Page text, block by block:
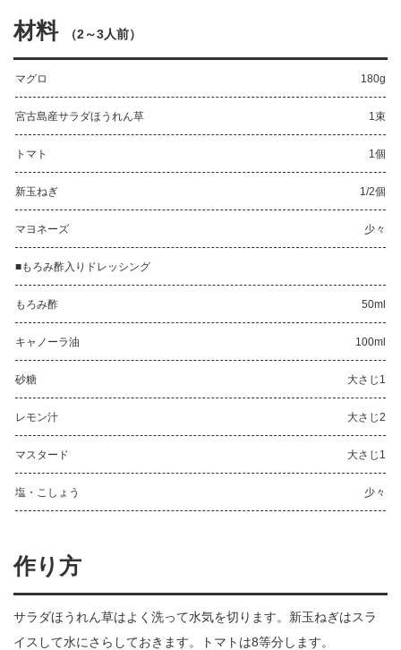
材料 （2～3人前）
マグロ 180g
宮古島産サラダほうれん草 1束
トマト 1個
新玉ねぎ 1/2個
マヨネーズ 少々
■もろみ酢入りドレッシング
もろみ酢 50ml
キャノーラ油 100ml
砂糖 大さじ1
レモン汁 大さじ2
マスタード 大さじ1
塩・こしょう 少々
作り方
サラダほうれん草はよく洗って水気を切ります。新玉ねぎはスラ
イスして水にさらしておきます。トマトは8等分します。